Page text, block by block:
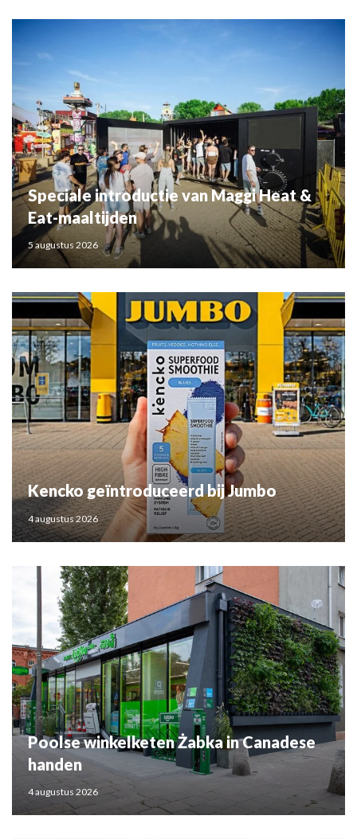
Speciale introductie van Maggi Heat &
Eat-maaltijden
5 augustus 2026
Kencko geïntroduceerd bij Jumbo
4 augustus 2026
Poolse winkelketen Żabka in Canadese
handen
4 augustus 2026